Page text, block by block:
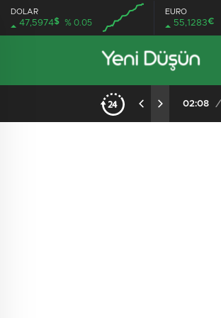
DOLAR
47,5974$ % 0.05
EURO
55,1283€
02:08 /